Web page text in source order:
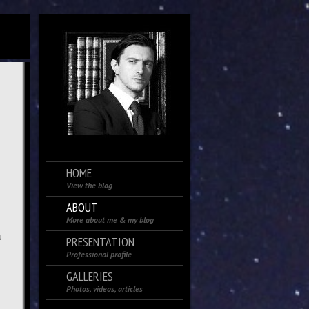
HOME
View the blog
ABOUT
More about me & my blog
PRESENTATION
Professional profile
GALLERIES
Photos, videos, articles